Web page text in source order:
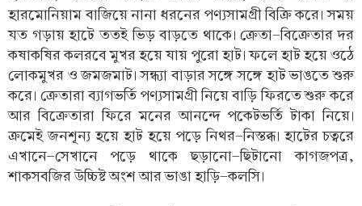
হারমোনিয়াম বাজিয়ে নানা ধরনের পণ্যসামগ্রী বিক্রি করে। সময়
যত গড়ায় হাটে ততই ভিড় বাড়তে থাকে। ক্রেতা-বিক্রেতার দর
কষাকষির কলরবে মুখর হয়ে যায় পুরো হাট। ফলে হাট হয়ে ওঠে
লোকমুখর ও জমজমাট। সন্ধ্যা বাড়ার সঙ্গে সঙ্গে হাট ভাঙতে শুরু
করে। ক্রেতারা ব্যাগভর্তি পণ্যসামগ্রী নিয়ে বাড়ি ফিরতে শুরু করে
আর বিক্রেতারা ফিরে মনের আনন্দে পকেটভর্তি টাকা নিয়ে।
ক্রমেই জনশূন্য হয়ে হাট হয়ে পড়ে নিথর-নিস্তব্ধ। হাটের চত্বরে
এখানে-সেখানে পড়ে থাকে ছড়ানো-ছিটানো কাগজপত্র,
শাকসবজির উচ্চিষ্ট অংশ আর ভাঙা হাড়ি-কলসি।